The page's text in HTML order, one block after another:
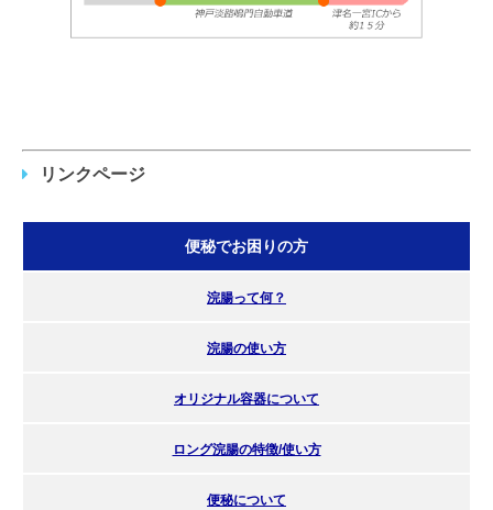
リンクページ
便秘でお困りの方
浣腸って何？
浣腸の使い方
オリジナル容器について
ロング浣腸の特徴/使い方
便秘について